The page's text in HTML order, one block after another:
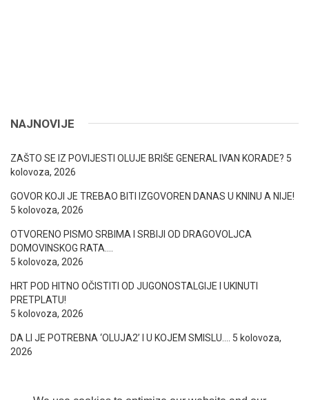
NAJNOVIJE
ZAŠTO SE IZ POVIJESTI OLUJE BRIŠE GENERAL IVAN KORADE? 5
kolovoza, 2026
GOVOR KOJI JE TREBAO BITI IZGOVOREN DANAS U KNINU A NIJE!
5 kolovoza, 2026
OTVORENO PISMO SRBIMA I SRBIJI OD DRAGOVOLJCA
DOMOVINSKOG RATA….
5 kolovoza, 2026
HRT POD HITNO OČISTITI OD JUGONOSTALGIJE I UKINUTI
PRETPLATU!
5 kolovoza, 2026
DA LI JE POTREBNA ‘OLUJA2’ I U KOJEM SMISLU….
5 kolovoza,
2026